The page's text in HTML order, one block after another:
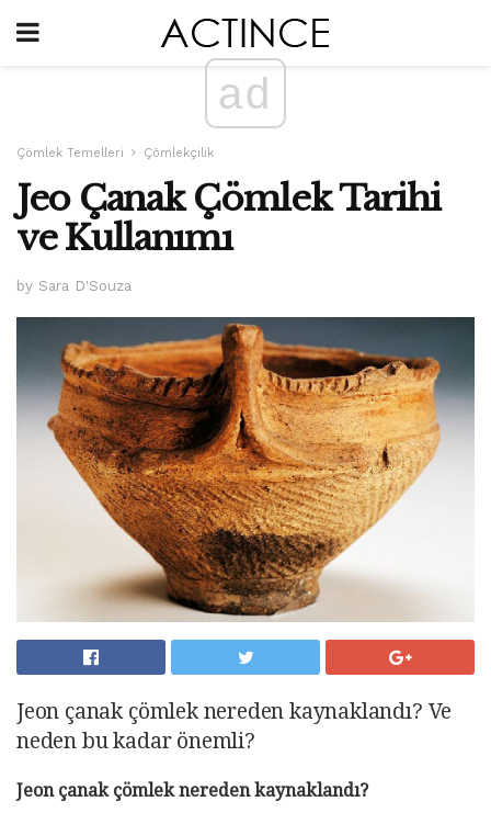
ad
Çömlek Temelleri Çömlekçilik
Jeo Çanak Çömlek Tarihi
ve Kullanımı
by Sara D'Souza
Jeon çanak çömlek nereden kaynaklandı? Ve
neden bu kadar önemli?
Jeon çanak çömlek nereden kaynaklandı?